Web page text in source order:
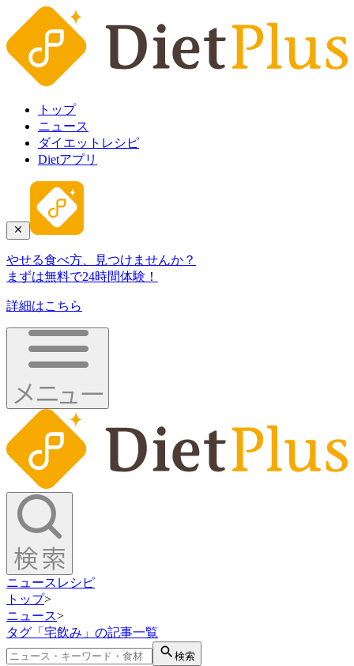
トップ
ニュース
ダイエットレシピ
Dietアプリ
やせる食べ方、見つけませんか？
まずは無料で24時間体験！
詳細はこちら
ニュース レシピ
トップ>
ニュース>
タグ「宅飲み」の記事一覧
検索